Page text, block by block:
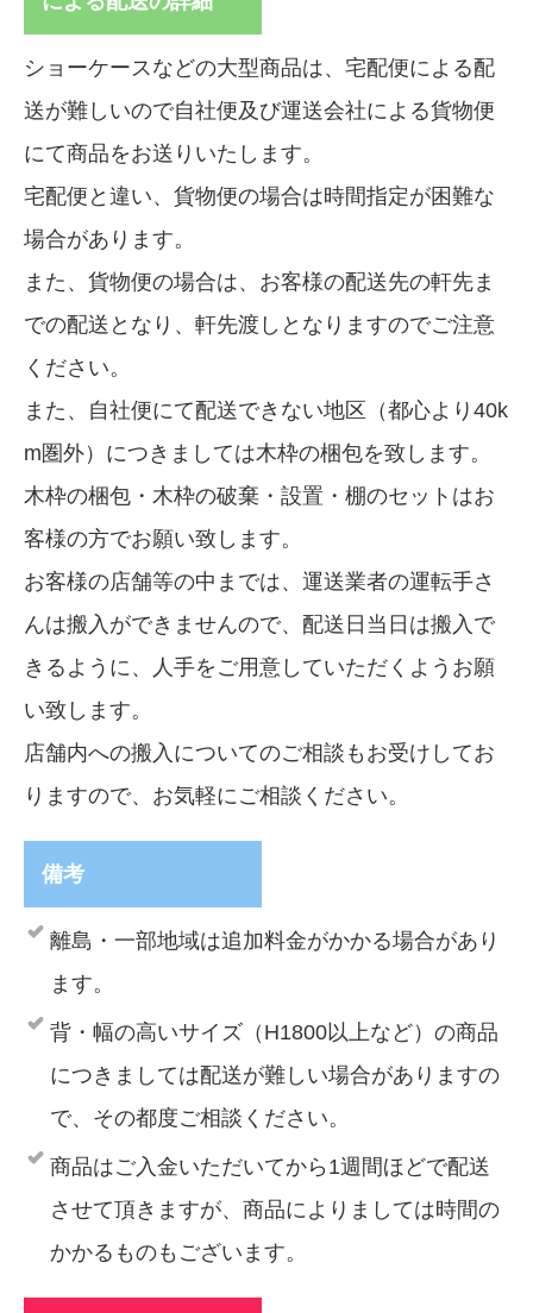
ショーケースなどの大型商品は、宅配便による配
送が難しいので自社便及び運送会社による貨物便
にて商品をお送りいたします。
宅配便と違い、貨物便の場合は時間指定が困難な
場合があります。
また、貨物便の場合は、お客様の配送先の軒先ま
での配送となり、軒先渡しとなりますのでご注意
ください。
また、自社便にて配送できない地区（都心より40k
m圏外）につきましては木枠の梱包を致します。
木枠の梱包・木枠の破棄・設置・棚のセットはお
客様の方でお願い致します。
お客様の店舗等の中までは、運送業者の運転手さ
んは搬入ができませんので、配送日当日は搬入で
きるように、人手をご用意していただくようお願
い致します。
店舗内への搬入についてのご相談もお受けしてお
りますので、お気軽にご相談ください。
備考
離島・一部地域は追加料金がかかる場合があり
ます。
背・幅の高いサイズ（H1800以上など）の商品
につきましては配送が難しい場合がありますの
で、その都度ご相談ください。
商品はご入金いただいてから1週間ほどで配送
させて頂きますが、商品によりましては時間の
かかるものもございます。